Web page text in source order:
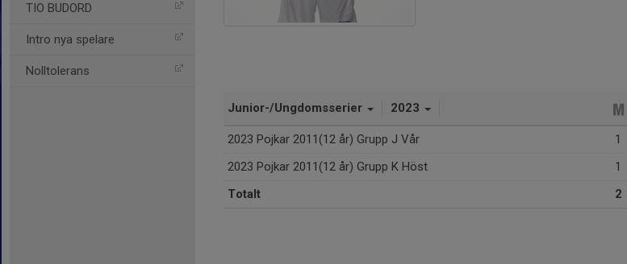
TIO BUDORD
Intro nya spelare
Nolltolerans
Junior-/Ungdomsserier 2023
2023 Pojkar 2011(12 år) Grupp J Vår 1
2023 Pojkar 2011(12 år) Grupp K Höst
1
Totalt
2